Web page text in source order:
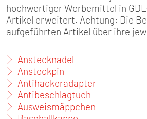
TARIF
SERVICE
MITGLIEDSCHAFT
hochwertiger Werbemittel in
Artikel erweitert. Achtung: Die
aufgeführten Artikel über ihre
Anstecknadel
Ansteckpin
Antihackeradapter
Antibeschlagtuch
Ausweismäppchen